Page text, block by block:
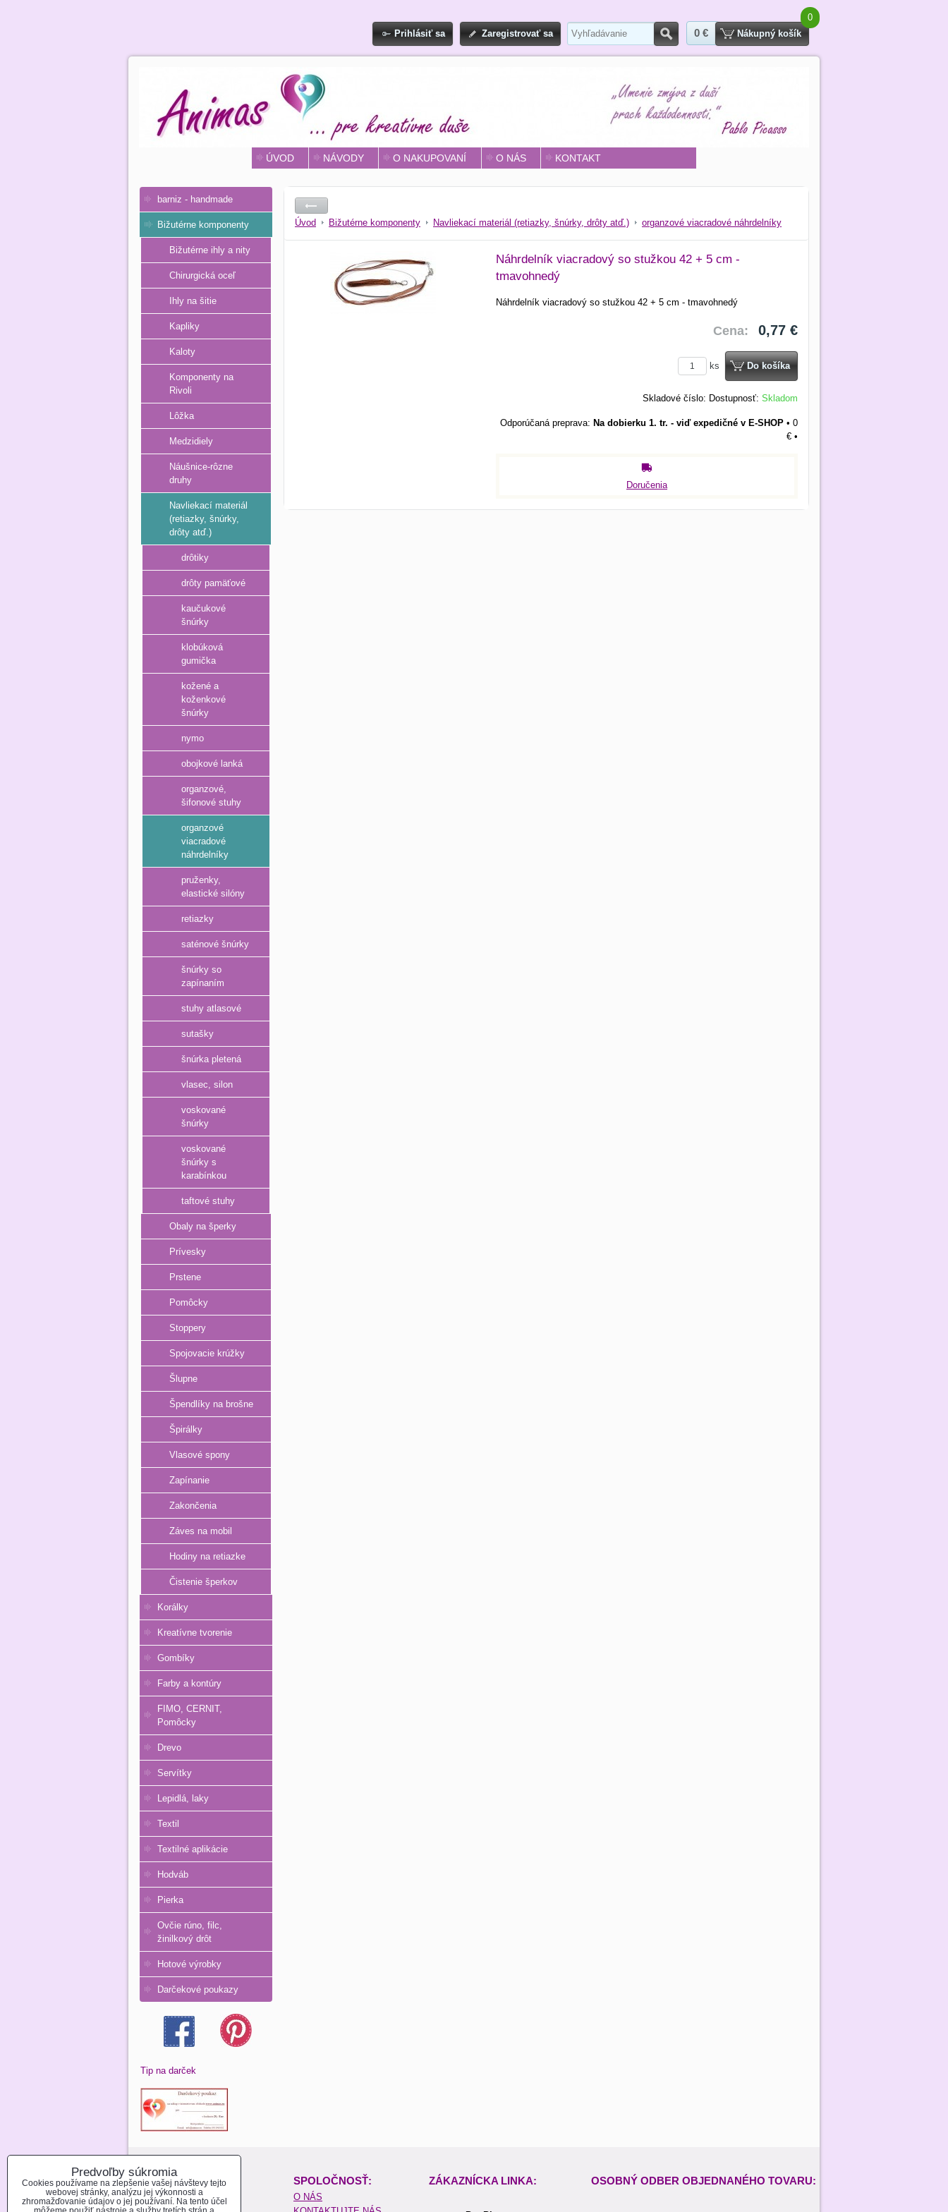
Prihlásiť sa Zaregistrovať sa Hľadať
0 €
0
Nákupný košík
ÚVOD NÁVODY O NAKUPOVANÍ O NÁS KONTAKT
Úvod Bižutérne komponenty Navliekací materiál (retiazky, šnúrky, drôty atď.) organzové viacradové náhrdelníky
Náhrdelník viacradový so stužkou 42 + 5 cm -
tmavohnedý
Náhrdelník viacradový so stužkou 42 + 5 cm - tmavohnedý
Cena: 0,77 €
ks Do košíka
Skladové číslo: Dostupnosť: Skladom
Na dobierku 1. tr. - viď expedičné v E-SHOP • 0
€ •
Doručenia
barniz - handmade
Bižutérne komponenty
Bižutérne ihly a nity
Chirurgická oceľ
Ihly na šitie
Kapliky
Kaloty
Komponenty na
Rivoli
Lôžka
Medzidiely
Náušnice-rôzne
druhy
Navliekací materiál
(retiazky, šnúrky,
drôty atď.)
drôtiky
drôty pamäťové
kaučukové
šnúrky
klobúková
gumička
kožené a
koženkové
šnúrky
nymo
obojkové lanká
organzové,
šifonové stuhy
organzové
viacradové
náhrdelníky
pruženky,
elastické silóny
retiazky
saténové šnúrky
šnúrky so
zapínaním
stuhy atlasové
sutašky
šnúrka pletená
vlasec, silon
voskované
šnúrky
voskované
šnúrky s
karabínkou
taftové stuhy
Obaly na šperky
Prívesky
Prstene
Pomôcky
Stoppery
Spojovacie krúžky
Šlupne
Špendlíky na brošne
Špirálky
Vlasové spony
Zapínanie
Zakončenia
Záves na mobil
Hodiny na retiazke
Čistenie šperkov
Korálky
Kreatívne tvorenie
Gombíky
Farby a kontúry
FIMO, CERNIT,
Pomôcky
Drevo
Servítky
Lepidlá, laky
Textil
Textilné aplikácie
Hodváb
Pierka
Ovčie rúno, filc,
žinilkový drôt
Hotové výrobky
Darčekové poukazy
Tip na darček
O NAKUPOVANÍ: SPOLOČNOSŤ: ZÁKAZNÍCKA LINKA: OSOBNÝ ODBER OBJEDNANÉHO TOVARU:
REGISTROVAŤ SA
O NÁS
Predvoľby súkromia
Cookies používame na zlepšenie vašej návštevy tejto
webovej stránky, analýzu jej výkonnosti a
zhromažďovanie údajov o jej používaní. Na tento účel